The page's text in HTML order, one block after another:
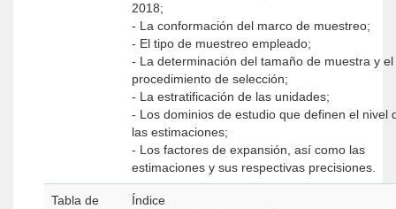
2018;
- La conformación del marco de muestreo;
- El tipo de muestreo empleado;
- La determinación del tamaño de muestra y el
procedimiento de selección;
- La estratificación de las unidades;
- Los dominios de estudio que definen el nivel
las estimaciones;
- Los factores de expansión, así como las
estimaciones y sus respectivas precisiones.
Tabla de
Índice